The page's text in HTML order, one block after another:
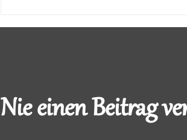
Nie einen Beitrag